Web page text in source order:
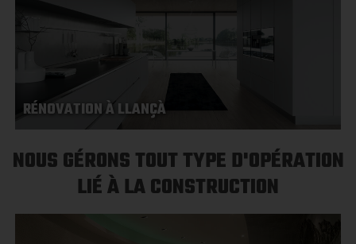
RÉNOVATION À LLANÇÀ
NOUS GÉRONS TOUT TYPE D'OPÉRATION
LIÉ À LA CONSTRUCTION